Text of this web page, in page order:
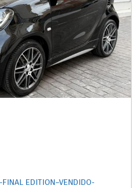
EDITION–VENDIDO-